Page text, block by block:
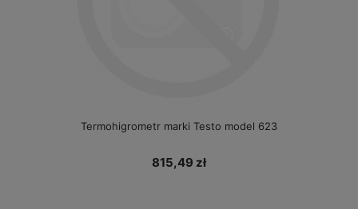
Termohigrometr marki Testo model 623
815,49 zł